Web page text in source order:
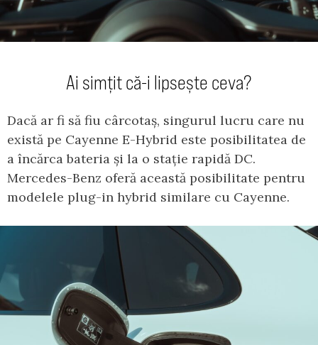
Ai simțit că-i lipsește ceva?
Dacă ar fi să fiu cârcotaș, singurul lucru care nu
există pe Cayenne E-Hybrid este posibilitatea de
a încărca bateria și la o stație rapidă DC.
Mercedes-Benz oferă această posibilitate pentru
modelele plug-in hybrid similare cu Cayenne.